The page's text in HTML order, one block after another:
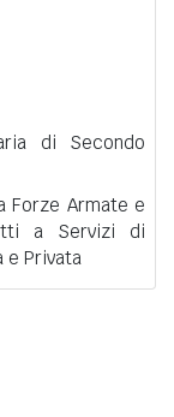
di Secondo
Forze Armate e
a Servizi di
e Privata